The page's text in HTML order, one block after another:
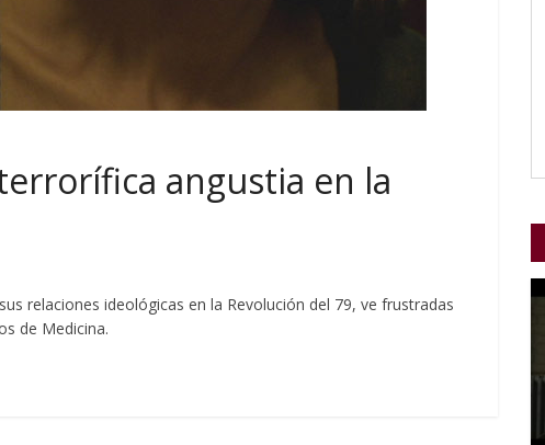
angustia en la
relaciones ideológicas en la Revolución del 79, ve frustradas
de Medicina.